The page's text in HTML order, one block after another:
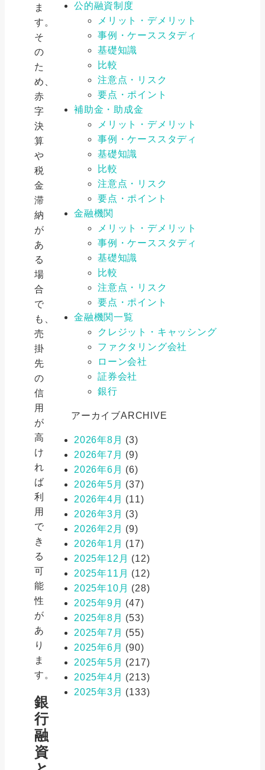
ま
す。
そ
の
た
め、
赤
字
決
算
や
税
金
滞
納
が
あ
る
場
合
で
も、
売
掛
先
の
信
用
が
高
け
れ
ば
利
用
で
き
る
可
能
性
が
あ
り
ま
す。
銀
行
融
資
公的融資制度
メリット・デメリット
事例・ケーススタディ
基礎知識
比較
注意点・リスク
要点・ポイント
補助金・助成金
メリット・デメリット
事例・ケーススタディ
基礎知識
比較
注意点・リスク
要点・ポイント
金融機関
メリット・デメリット
事例・ケーススタディ
基礎知識
比較
注意点・リスク
要点・ポイント
金融機関一覧
クレジット・キャッシング
ファクタリング会社
ローン会社
証券会社
銀行
アーカイブARCHIVE
2026年8月 (3)
2026年7月 (9)
2026年6月 (6)
2026年5月 (37)
2026年4月 (11)
2026年3月 (3)
2026年2月 (9)
2026年1月 (17)
2025年12月 (12)
2025年11月 (12)
2025年10月 (28)
2025年9月 (47)
2025年8月 (53)
2025年7月 (55)
2025年6月 (90)
2025年5月 (217)
2025年4月 (213)
2025年3月 (133)